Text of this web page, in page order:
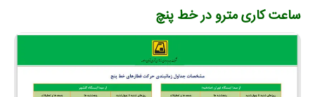
ساعت کاری مترو در خط پنچ